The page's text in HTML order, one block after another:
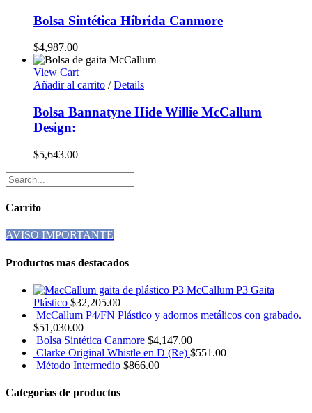
Bolsa Sintética Híbrida Canmore
$4,987.00
View Cart
Añadir al carrito / Details
Bolsa Bannatyne Hide Willie McCallum
Design:
$5,643.00
Carrito
AVISO IMPORTANTE
Productos mas destacados
McCallum P3 Gaita
Plástico $32,205.00
McCallum P4/FN Plástico y adornos metálicos con grabado.
$51,030.00
Bolsa Sintética Canmore $4,147.00
Clarke Original Whistle en D (Re) $551.00
Método Intermedio $866.00
Categorias de productos